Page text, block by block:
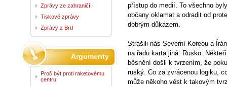
přístup do medií. To všechno
občany oklamat a odradit od
dobrým důkazem.
Strašili nás Severní Koreou a
na řadu karta jiná: Rusko.
běsnění došli k tvrzením, že
ruský. Co za zvrácenou logiku,
může někoho vést k takovým
Zprávy ze zahraničí
Tiskové zprávy
Zprávy z Brd
Argumenty
Proč být proti raketovému
centru